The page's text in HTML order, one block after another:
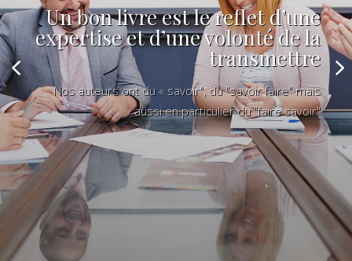
Un bon livre est le reflet d’une
expertise et d’une volonté de la
transmettre
Nos auteurs ont du « savoir", du "savoir faire" mais
aussi en particulier du "faire savoir"